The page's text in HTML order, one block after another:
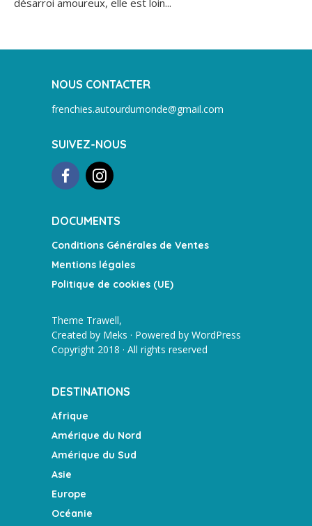
désarroi amoureux, elle est loin...
NOUS CONTACTER
frenchies.autourdumonde@gmail.com
SUIVEZ-NOUS
DOCUMENTS
Conditions Générales de Ventes
Mentions légales
Politique de cookies (UE)
Theme Trawell,
Created by Meks · Powered by WordPress
Copyright 2018 · All rights reserved
DESTINATIONS
Afrique
Amérique du Nord
Amérique du Sud
Asie
Europe
Océanie